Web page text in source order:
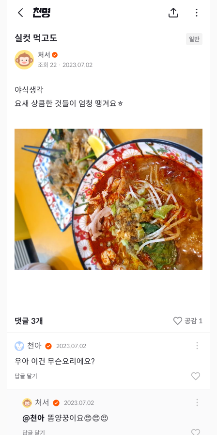
실컷 먹고도 일반
처서
조회 22 · 2023.07.02
야식생각
요새 상큼한 것들이 엄청 땡겨요ㅎ
댓글 3개 공감 1
천아 2023.07.02
우아 이건 무슨요리에요?
답글 달기
처서 2023.07.02
@천아 똠양꿍이요😍😍😍
답글 달기